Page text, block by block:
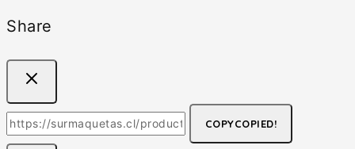
Share
COPYCOPIED!